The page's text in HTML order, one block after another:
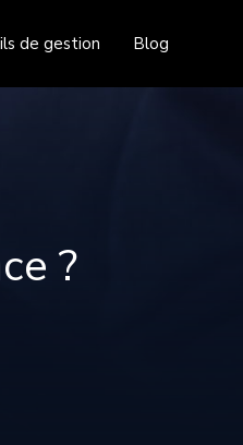
de gestion Blog
?